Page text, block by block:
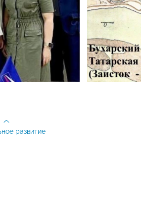
развитие